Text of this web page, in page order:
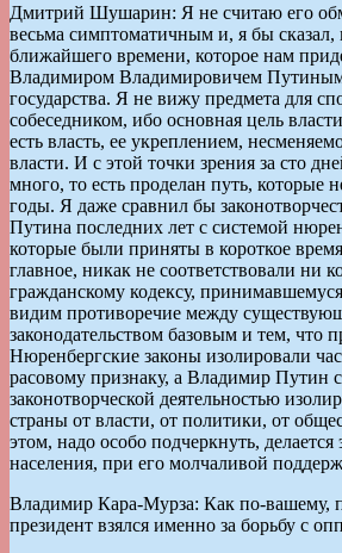
Дмитрий Шушарин: Я не считаю его
весьма симптоматичным и, я бы сказал,
ближайшего времени, которое нам
Владимиром Владимировичем
государства. Я не вижу предмета для
собеседником, ибо основная цель
есть власть, ее укреплением,
власти. И с этой точки зрения за сто
много, то есть проделан путь, которые
годы. Я даже сравнил бы
Путина последних лет с системой
которые были приняты в короткое
главное, никак не соответствовали ни
гражданскому кодексу,
видим противоречие между
законодательством базовым и тем, что
Нюренбергские законы изолировали
расовому признаку, а Владимир Путин
законотворческой деятельностью
страны от власти, от политики, от
этом, надо особо подчеркнуть, делается
населения, при его молчаливой
Владимир Кара-Мурза: Как по-вашему,
президент взялся именно за борьбу с